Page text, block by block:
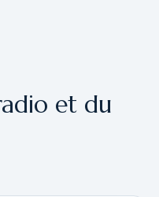
et du